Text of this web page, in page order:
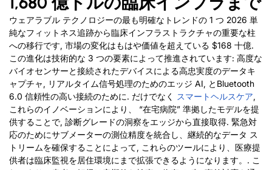
ウェアラブル テクノロジーの最も明確なトレンドの 1 つ 2026 単
純なフィットネス追跡から臨床インフラストラクチャの重要な柱
への移行です, 市場の変化はもはや価値を超えている $168 十億.
この進化は技術的な 3 つの要素によって推進されています: 高度な
バイオセンサーと接続されたデバイスによる高忠実度のデータキ
ャプチャ, リアルタイム信号処理のためのエッジ AI, とBluetooth
6.0 信頼性の高い接続のために. だけでなく スマートヘルスケア,
これらのイノベーションにより、 “在宅病院” 準拠したモデルを提
供することで, 診断グレードの洞察をエッジから直接取得. 緊急対
応のためにサブメーターの測位精度を統合し、継続的なデータ ス
トリームを確保することによって, これらのツールにより、医療提
供者は臨床監視を居住環境にまで拡張できるようになります。. こ